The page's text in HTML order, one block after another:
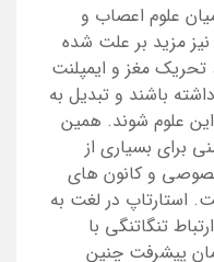
علوم اعصاب و
مزید بر علت شده
تحریک مغز و ایمپلنت
باشند و تبدیل به
علوم شوند. همین
برای بسیاری از
و کانون های
استارتاپ در لغت به
تنگاتنگی با
پیشرفت چنین